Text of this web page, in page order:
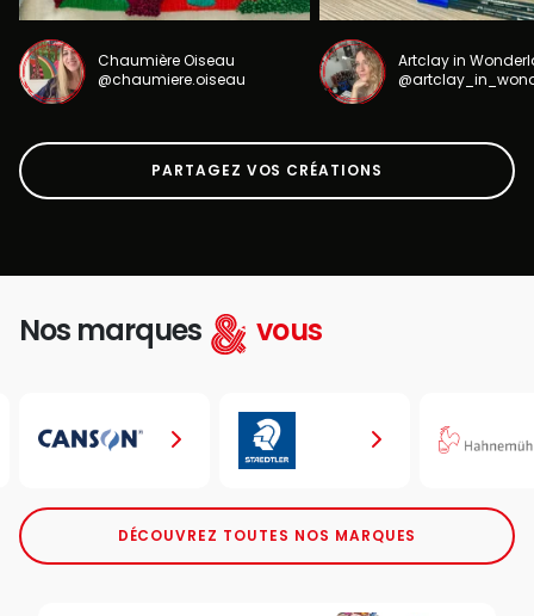
Chaumière Oiseau
@chaumiere.oiseau
Artclay in
PARTAGEZ VOS CRÉATIONS
Nos marques vous
DÉCOUVREZ TOUTES NOS MARQUES